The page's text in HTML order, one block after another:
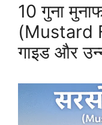
10 गुना
(Mustard
गाइड और